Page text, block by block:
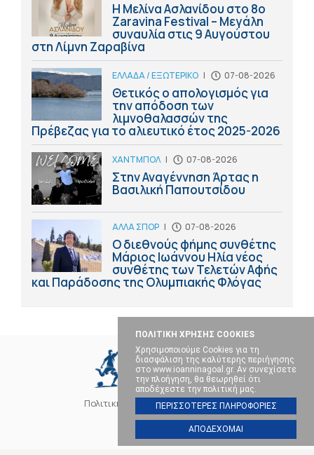
ΠΟΛΙΤΙΚΗ ΧΡΗΣΗΣ COOKIES
Χρησιμοποιούμε Cookies για τη
διασφάλιση της καλύτερης περιήγησης
στο www.ioanninagoal.gr. Αν συνεχίσετε
την πλοήγηση, θα θεωρηθεί ότι
αποδέχεστε την πολιτική μας.
ΠΕΡΙΣΣΟΤΕΡΕΣ ΠΛΗΡΟΦΟΡΙΕΣ
ΑΠΟΔΕΧΟΜΑΙ
Η Μελίνα Ασλανίδου στο 8ο
Zaravina Festival – Μεγάλη
συναυλία στις 9 Αυγούστου
στη Λίμνη Ζαραβίνα
ΕΛΛΑΔΑ / ΕΞΩΤΕΡΙΚΟ | 07-08-2026
Θετικός ο απολογισμός για
την απόδοση των
λιμνοθαλασσών της
Πρέβεζας για το αλιευτικό έτος 2025-2026
ΧΑΝΤΜΠΟΛ | 07-08-2026
Στην Αναγέννηση Άρτας η
Βασιλική Παπουτσίδου
ΑΛΛΑ ΣΠΟΡ | 07-08-2026
Ο διεθνούς φήμης συνθέτης
Μάριος Ιωάννου Ηλία νέος
συνθέτης των Τελετών Αφής
και Παράδοσης της Ολυμπιακής Φλόγας
Πολιτική Cookies Επικοινωνία
SOCIAL MEDIA